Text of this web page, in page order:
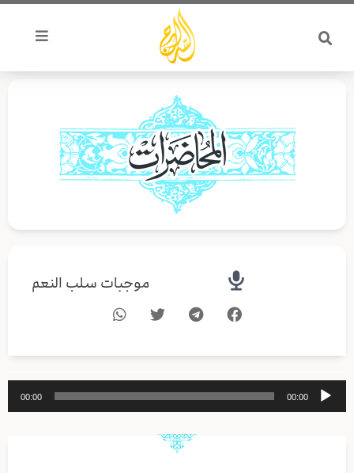
تخطي
المحتوى
موجبات سلب النعم
مشغل
الصوت
00:00
00:00